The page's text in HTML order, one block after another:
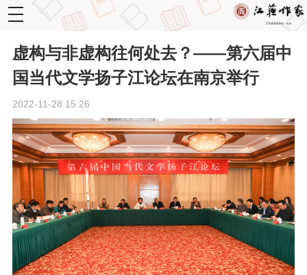
toggle
navigation
虚构与非虚构往何处去？——第六届中
国当代文学扬子江论坛在南京举行
2022-11-28 15:26